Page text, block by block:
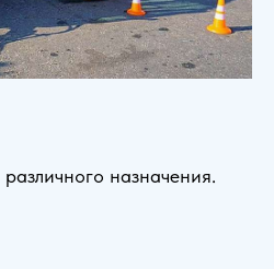
назначения.